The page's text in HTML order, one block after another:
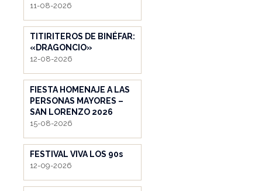
11-08-2026
TITIRITEROS DE BINÉFAR:
«DRAGONCIO»
12-08-2026
FIESTA HOMENAJE A LAS
PERSONAS MAYORES –
SAN LORENZO 2026
15-08-2026
FESTIVAL VIVA LOS 90s
12-09-2026